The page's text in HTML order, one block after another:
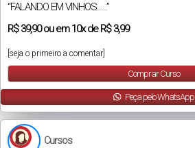
“FALANDO EM VINHOS…..”
R$39,90ou em10xde R$ 3,99
[seja o primeiro a comentar]
Comprar Curso
Peça pelo WhatsApp
Cursos